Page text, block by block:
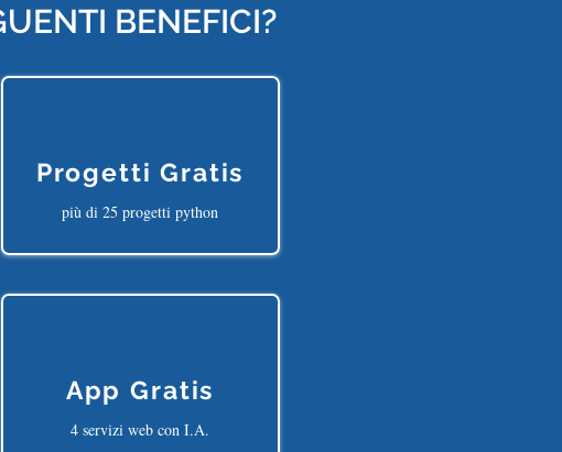
BENEFICI?
Progetti Gratis
più di 25 progetti python
App Gratis
4 servizi web con I.A.